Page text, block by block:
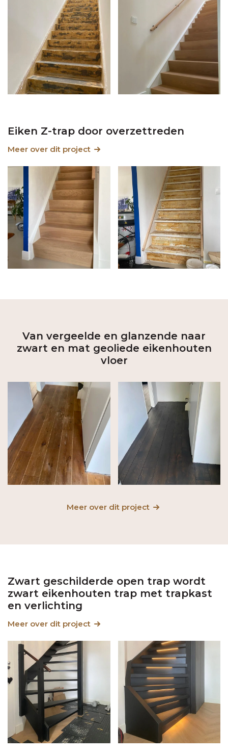
Eiken Z-trap door overzettreden
Meer over dit project
Van vergeelde en glanzende naar
zwart en mat geoliede eikenhouten
vloer
Meer over dit project
Zwart geschilderde open trap wordt
zwart eikenhouten trap met trapkast
en verlichting
Meer over dit project